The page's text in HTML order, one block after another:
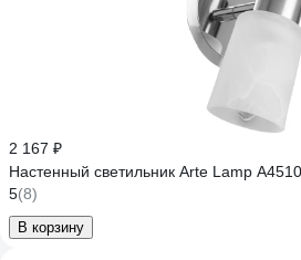
2 167 ₽
Настенный светильник Arte Lamp
5(8)
В корзину